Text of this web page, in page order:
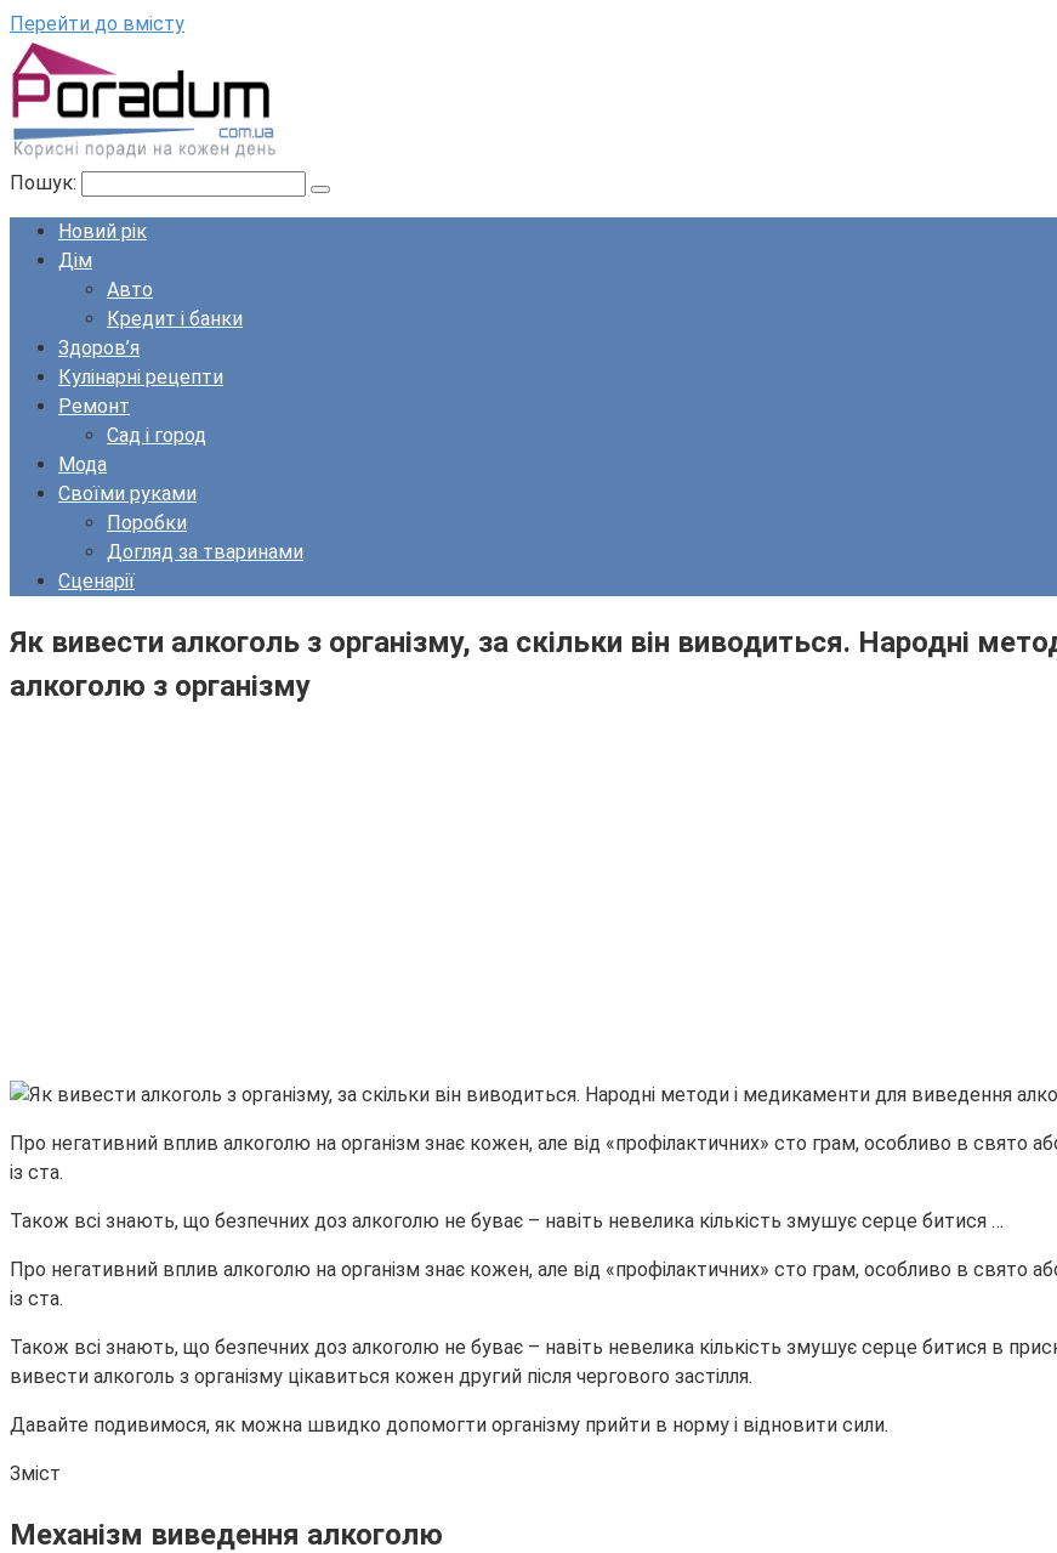
Перейти до вмісту
Пошук:
Новий рік
Дім
Авто
Кредит і банки
Здоров’я
Кулінарні рецепти
Ремонт
Сад і город
Мода
Своїми руками
Поробки
Догляд за тваринами
Сценарії
Як вивести алкоголь з організму, за скільки він виводиться. Народні
алкоголю з організму
Про негативний вплив алкоголю на організм знає кожен, але від «профілактичних» сто грам, особливо в свято
із ста.
Також всі знають, що безпечних доз алкоголю не буває – навіть невелика кількість змушує серце битися …
Про негативний вплив алкоголю на організм знає кожен, але від «профілактичних» сто грам, особливо в свято
із ста.
Також всі знають, що безпечних доз алкоголю не буває – навіть невелика кількість змушує серце битися в
вивести алкоголь з організму цікавиться кожен другий після чергового застілля.
Давайте подивимося, як можна швидко допомогти організму прийти в норму і відновити сили.
Зміст
Механізм виведення алкоголю